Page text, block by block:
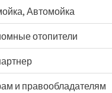
Автомойка
отопители
и правообладателям